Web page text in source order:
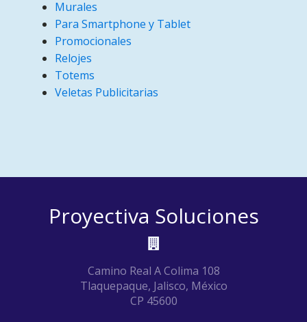
Murales
Para Smartphone y Tablet
Promocionales
Relojes
Totems
Veletas Publicitarias
Proyectiva Soluciones
Camino Real A Colima 108
Tlaquepaque, Jalisco, México
CP 45600